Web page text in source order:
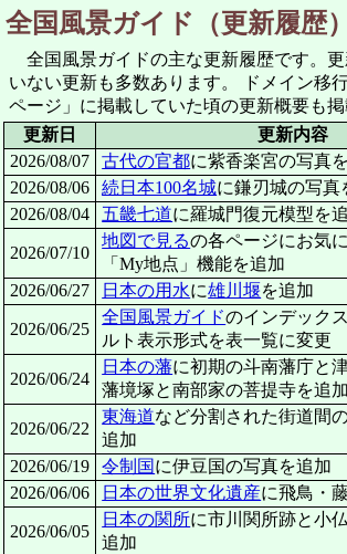
全国風景ガイド（更新履歴）
全国風景ガイドの主な更新履歴です。更
いない更新も多数あります。 ドメイン移
ページ」に掲載していた頃の更新概要も
更新日
更新内容
2026/08/07
古代の官都に紫香楽宮の写真
2026/08/06
続日本100名城に鎌刃城の写真
2026/08/04
五畿七道に羅城門復元模型を
2026/07/10
地図で見るの各ページにお気
「My地点」機能を追加
2026/06/27
日本の用水に雄川堰を追加
2026/06/25
全国風景ガイドのインデック
ルト表示形式を表一覧に変更
2026/06/24
日本の藩に初期の斗南藩庁と
藩境塚と南部家の菩提寺を追加
2026/06/22
東海道など分割された街道間
追加
2026/06/19
令制国に伊豆国の写真を追加
2026/06/06
日本の世界文化遺産に飛鳥・
2026/06/05
日本の関所に市川関所跡と小
追加